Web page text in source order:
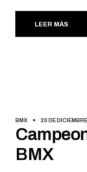
LEER MÁS
BMX 20 DE
BMX